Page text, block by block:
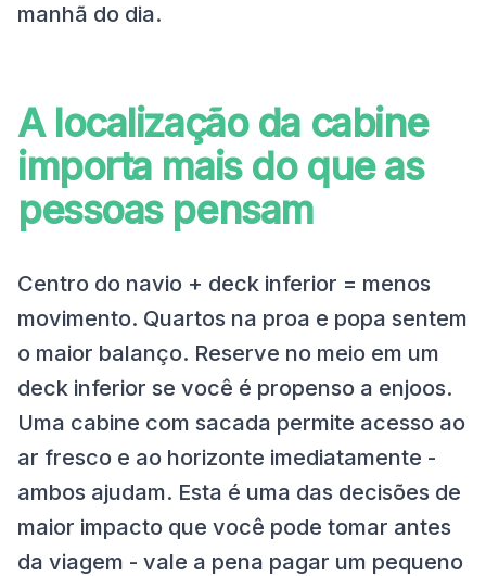
manhã do dia.
A localização da cabine
importa mais do que as
pessoas pensam
Centro do navio + deck inferior = menos
movimento. Quartos na proa e popa sentem
o maior balanço. Reserve no meio em um
deck inferior se você é propenso a enjoos.
Uma cabine com sacada permite acesso ao
ar fresco e ao horizonte imediatamente -
ambos ajudam. Esta é uma das decisões de
maior impacto que você pode tomar antes
da viagem - vale a pena pagar um pequeno